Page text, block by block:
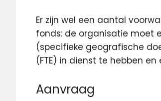
Er zijn wel een aantal
fonds: de organisatie moet
(specifieke geografische
(FTE) in dienst te hebben
Aanvraag